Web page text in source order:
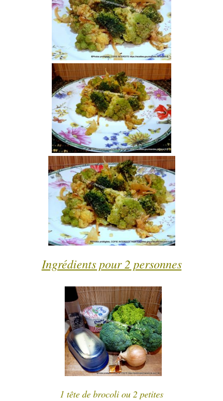
Ingrédients pour 2 personnes
1 tête de brocoli ou 2 petites